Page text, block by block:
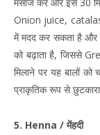
Onion juice,
में मदद कर सकता है और
को बढ़ाता है, जिससे
मिलाने पर यह बालों
प्राकृतिक रूप से छुटकारा
5. Henna / मेंहदी